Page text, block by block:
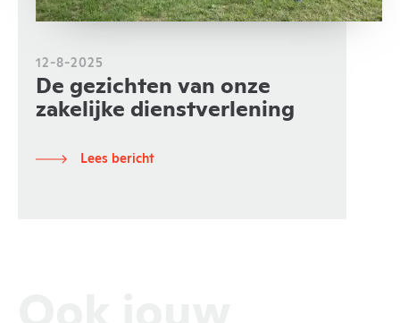
12-8-2025
De gezichten van onze
zakelijke dienstverlening
Lees bericht